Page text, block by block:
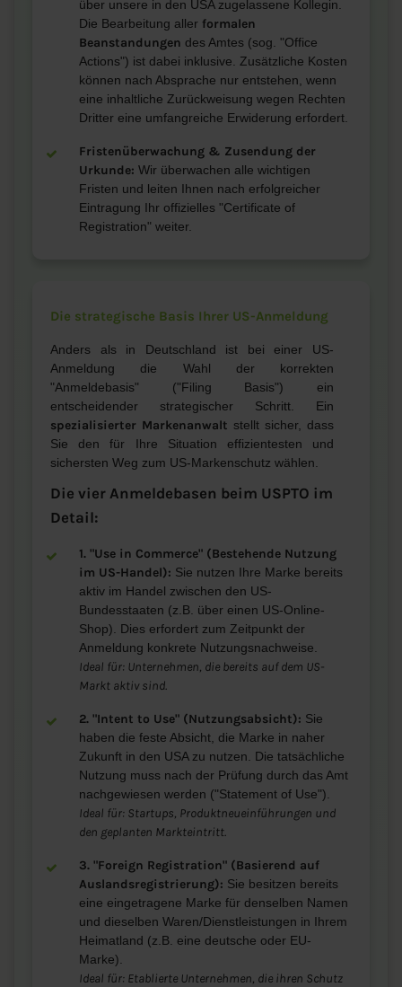
über unsere in den USA zugelassene Kollegin.
Die Bearbeitung aller formalen
Beanstandungen des Amtes (sog. "Office
Actions") ist dabei inklusive. Zusätzliche Kosten
können nach Absprache nur entstehen, wenn
eine inhaltliche Zurückweisung wegen Rechten
Dritter eine umfangreiche Erwiderung erfordert.
Fristenüberwachung & Zusendung der
Urkunde: Wir überwachen alle wichtigen
Fristen und leiten Ihnen nach erfolgreicher
Eintragung Ihr offizielles "Certificate of
Registration" weiter.
Die strategische Basis Ihrer US-Anmeldung
Anders als in Deutschland ist bei einer US-
Anmeldung die Wahl der korrekten
"Anmeldebasis" ("Filing Basis") ein
entscheidender strategischer Schritt. Ein
spezialisierter Markenanwalt stellt sicher, dass
Sie den für Ihre Situation effizientesten und
sichersten Weg zum US-Markenschutz wählen.
Die vier Anmeldebasen beim USPTO im
Detail:
1. "Use in Commerce" (Bestehende Nutzung
im US-Handel): Sie nutzen Ihre Marke bereits
aktiv im Handel zwischen den US-
Bundesstaaten (z.B. über einen US-Online-
Shop). Dies erfordert zum Zeitpunkt der
Anmeldung konkrete Nutzungsnachweise.
Ideal für: Unternehmen, die bereits auf dem US-
Markt aktiv sind.
2. "Intent to Use" (Nutzungsabsicht): Sie
haben die feste Absicht, die Marke in naher
Zukunft in den USA zu nutzen. Die tatsächliche
Nutzung muss nach der Prüfung durch das Amt
nachgewiesen werden ("Statement of Use").
Ideal für: Startups, Produktneueinführungen und
den geplanten Markteintritt.
3. "Foreign Registration" (Basierend auf
Auslandsregistrierung): Sie besitzen bereits
eine eingetragene Marke für denselben Namen
und dieselben Waren/Dienstleistungen in Ihrem
Heimatland (z.B. eine deutsche oder EU-
Marke).
Ideal für: Etablierte Unternehmen, die ihren Schutz